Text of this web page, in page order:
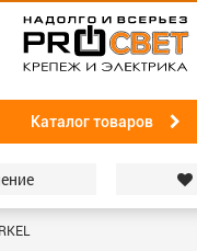
Каталог товаров